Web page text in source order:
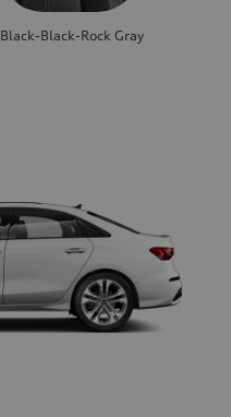
Black-Black-Rock Gray